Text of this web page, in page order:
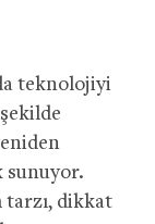
teknolojiyi
sunuyor.
dikkat